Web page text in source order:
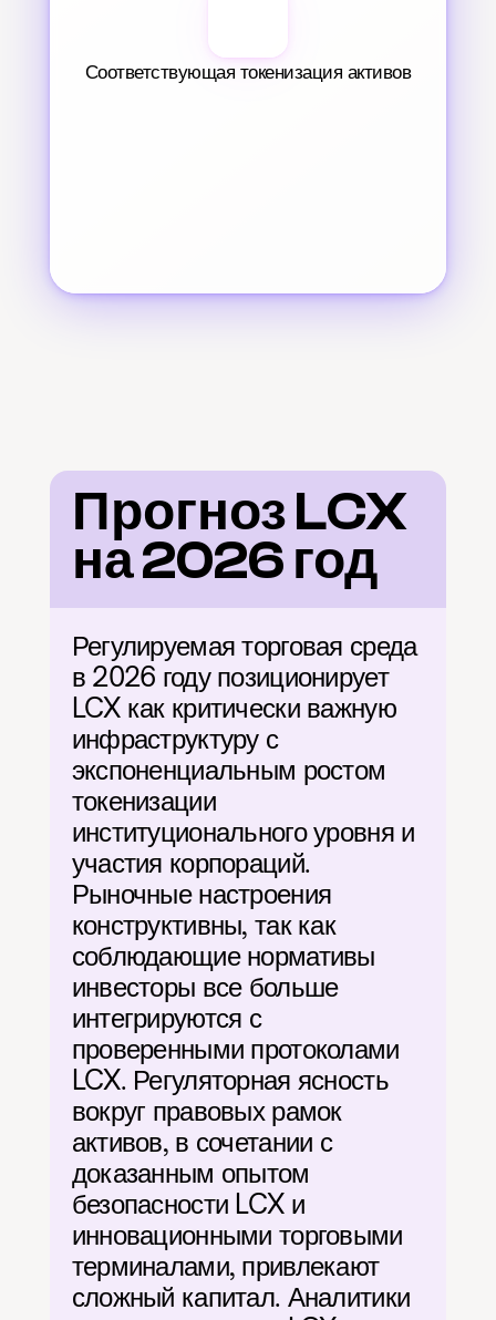
Соответствующая токенизация активов
Прогноз LCX
на 2026 год
Регулируемая торговая среда
в 2026 году позиционирует
LCX как критически важную
инфраструктуру с
экспоненциальным ростом
токенизации
институционального уровня и
участия корпораций.
Рыночные настроения
конструктивны, так как
соблюдающие нормативы
инвесторы все больше
интегрируются с
проверенными протоколами
LCX. Регуляторная ясность
вокруг правовых рамок
активов, в сочетании с
доказанным опытом
безопасности LCX и
инновационными торговыми
терминалами, привлекают
сложный капитал. Аналитики